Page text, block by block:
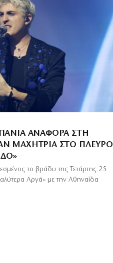
ΑΝΑΦΟΡΆ ΣΤΗ
ΜΑΧΉΤΡΙΑ ΣΤΟ ΠΛΕΥΡΌ
το βράδυ της Τετάρτης 25
Αργά» με την Αθηναΐδα